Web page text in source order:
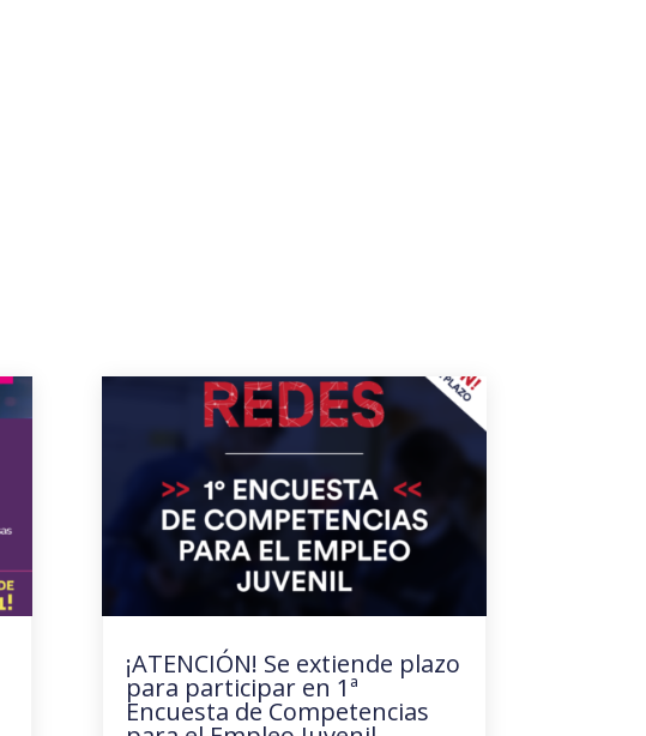
¡ATENCIÓN! Se extiende plazo
para participar en 1ª
Encuesta de Competencias